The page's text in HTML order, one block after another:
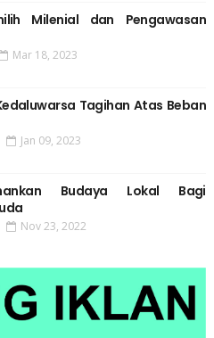
Milenial dan Pengawasan
Mar 18, 2023
Tagihan Atas Beban
Jan 09, 2023
Budaya Lokal Bagi
Nov 23, 2022